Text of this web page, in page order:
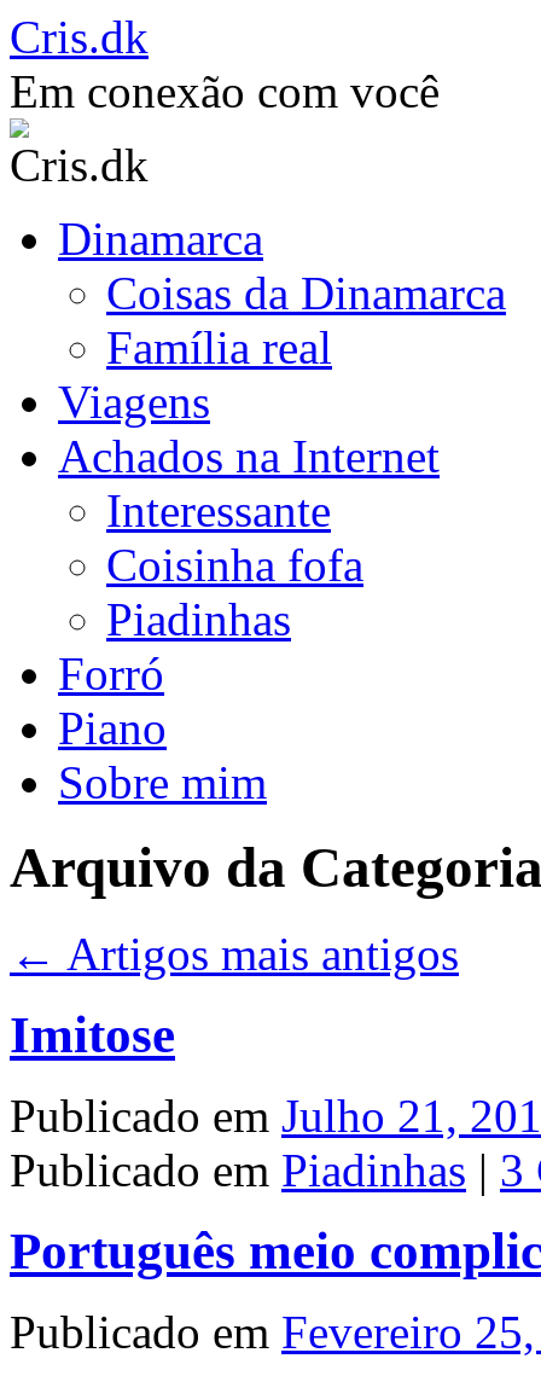
Saltar
para
o
conteúdo
Cris.dk
Em conexão com você
Dinamarca
Coisas da Dinamarca
Família real
Viagens
Achados na Internet
Interessante
Coisinha fofa
Piadinhas
Forró
Piano
Sobre mim
Arquivo da
← Artigos mais antigos
Imitose
Publicado em Julho 21,
Publicado em Piadinhas | 3
Português meio
Publicado em Fevereiro